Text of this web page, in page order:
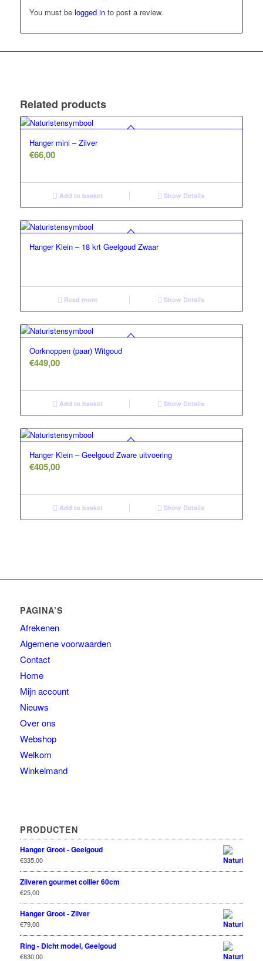
You must be logged into post a review.
Related products
Hanger mini – Zilver
€66,00
Add to basket Show Details
Hanger Klein – 18 krt Geelgoud Zwaar
Read more Show Details
Oorknoppen (paar) Witgoud
€449,00
Add to basket Show Details
Hanger Klein – Geelgoud Zware uitvoering
€405,00
Add to basket Show Details
PAGINA’S
Afrekenen
Algemene voorwaarden
Contact
Home
Mijn account
Nieuws
Over ons
Webshop
Welkom
Winkelmand
PRODUCTEN
Hanger Groot - Geelgoud
€335,00
Zilveren gourmet collier 60cm
€25,00
Hanger Groot - Zilver
€79,00
Ring - Dicht model, Geelgoud
€830,00